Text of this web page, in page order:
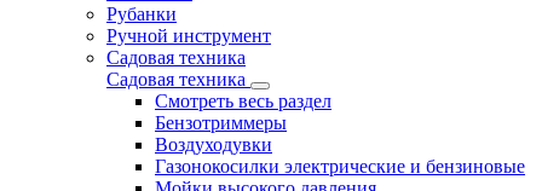
Рубанки
Ручной инструмент
Садовая техника
Садовая техника
Смотреть весь раздел
Бензотриммеры
Воздуходувки
Газонокосилки электрические и бензиновые